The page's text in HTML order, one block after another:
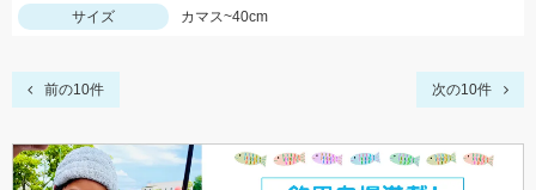
サイズ
カマス~40cm
前の10件 次の10件